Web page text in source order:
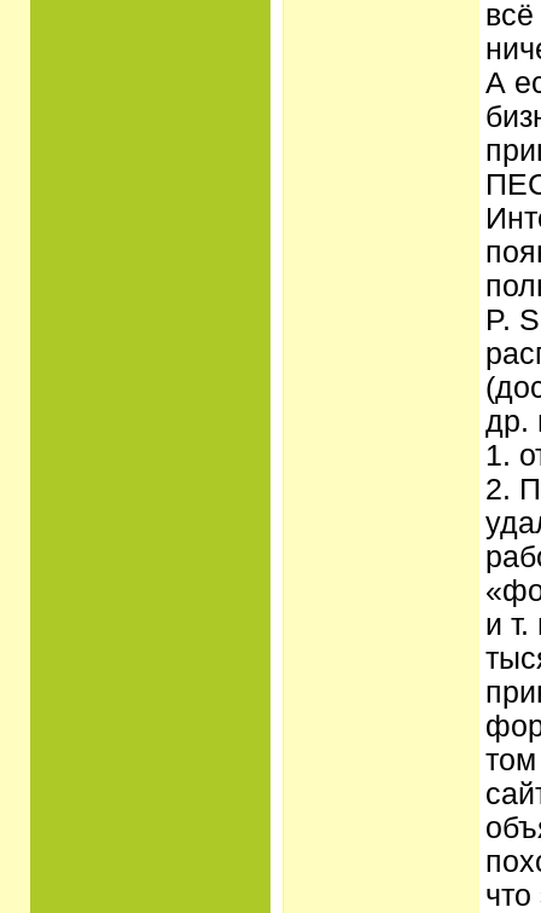
А
P.
др.
1.
2.
и
том
что